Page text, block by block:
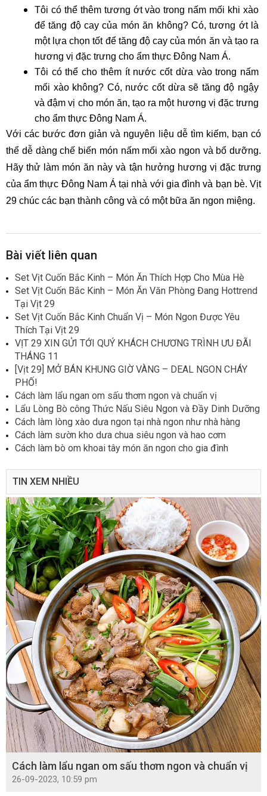
Tôi có thể thêm tương ớt vào trong nấm mối khi xào
để tăng độ cay của món ăn không? Có, tương ớt là
một lựa chọn tốt để tăng độ cay của món ăn và tạo ra
hương vị đặc trưng cho ẩm thực Đông Nam Á.
Tôi có thể cho thêm ít nước cốt dừa vào trong nấm
mối xào không? Có, nước cốt dừa sẽ tăng độ ngậy
và đậm vị cho món ăn, tạo ra một hương vị đặc trưng
cho ẩm thực Đông Nam Á.
Với các bước đơn giản và nguyên liệu dễ tìm kiếm, bạn có
thể dễ dàng chế biến món nấm mối xào ngon và bổ dưỡng.
Hãy thử làm món ăn này và tận hưởng hương vị đặc trưng
của ẩm thực Đông Nam Á tại nhà với gia đình và bạn bè. Vịt
29 chúc các bạn thành công và có một bữa ăn ngon miệng.
Bài viết liên quan
Set Vịt Cuốn Bắc Kinh – Món Ăn Thích Hợp Cho Mùa Hè
Set Vịt Cuốn Bắc Kinh – Món Ăn Văn Phòng Đang Hottrend
Tại Vịt 29
Set Vịt Cuốn Bắc Kinh Chuẩn Vị – Món Ngon Được Yêu
Thích Tại Vịt 29
VỊT 29 XIN GỬI TỚI QUÝ KHÁCH CHƯƠNG TRÌNH ƯU ĐÃI
THÁNG 11
[Vịt 29] MỞ BÁN KHUNG GIỜ VÀNG – DEAL NGON CHÁY
PHỐ!
Cách làm lẩu ngan om sấu thơm ngon và chuẩn vị
Lẩu Lòng Bò công Thức Nấu Siêu Ngon và Đầy Dinh Dưỡng
Cách làm lòng xào dưa ngon tại nhà ngon như nhà hàng
Cách làm sườn kho dưa chua siêu ngon và hao cơm
Cách làm bò om khoai tây món ăn ngon cho gia đình
TIN XEM NHIỀU
Cách làm lẩu ngan om sấu thơm ngon và chuẩn vị
26-09-2023, 10:59 pm